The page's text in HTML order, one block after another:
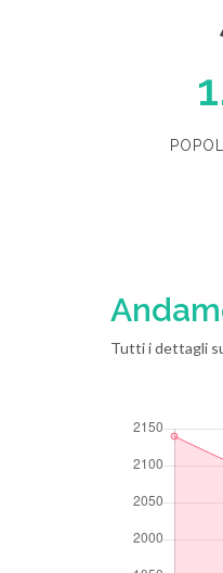
Tutti i dettagli